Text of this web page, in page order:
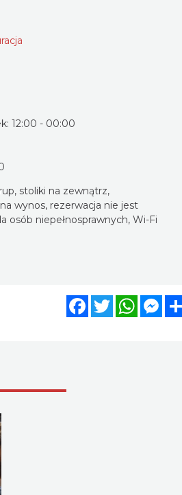
12:00 - 00:00
stoliki na zewnątrz,
wynos, rezerwacja nie jest
osób niepełnosprawnych, Wi-Fi
FacebookTwitter